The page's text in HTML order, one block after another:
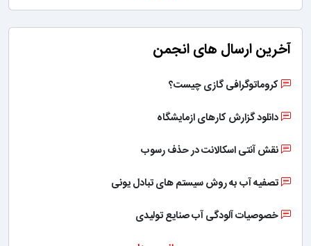
آخرین ارسال های انجمن
کروماتوگرافی گازی چیست؟
دانلود گزارش کارهای ازمایشگاه
نقش آنتی اسکالانت در حذف رسوب
تصفیه آب به روش سیستم های تبادل یونی
خصوصیات آلودگی آب صنایع تولیدی